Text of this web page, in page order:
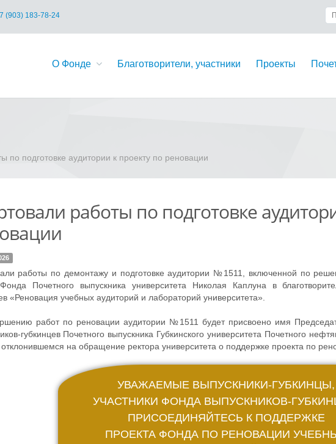
(903) 183-78-24
О Фонде Благотворители, участники Проекты
по подготовке аудитории к проекту по реновации
работы по подготовке
работы по демонтажу и подготовке аудитории №1511, включенной по
Почетного выпускника университета Николая Каплуна в
«Реновация учебных аудиторий и лабораторий университета».
работ по реновации аудитории №1511 будет присвоено имя
губкинцев Почетного выпускника Губкинского университета Почетного
на обращение ректора университета о поддержке проекта по
УВАЖАЕМЫЕ ВЫПУСКНИКИ-ГУБКИНЦЫ,
УЧАСТНИКИ ФОНДА ВЫПУСКНИКОВ-
ПРИСОЕДИНЯЙТЕСЬ К ПОДДЕРЖКЕ
ПРОЕКТА ФОНДА ПО РЕНОВАЦИИ